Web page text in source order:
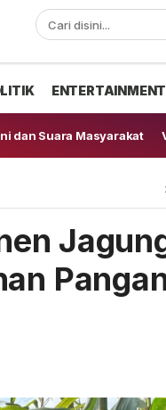
ENTERTAINMENT
dan Suara Masyarakat